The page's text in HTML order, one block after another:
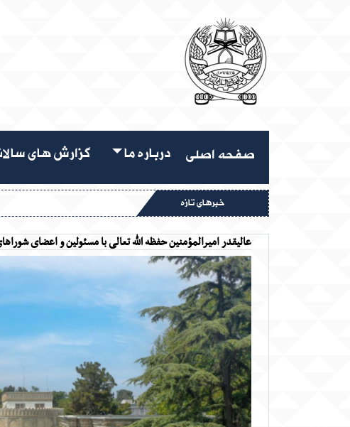
صفحه اصلی درباره ما گزارش های
خبرهای تازه
عالیقدر امیرالمؤمنین حفظه الله تعالی با مسئولین و اعضای